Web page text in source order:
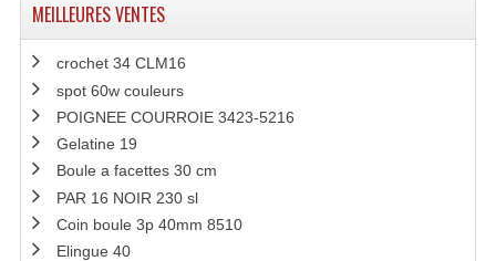
MEILLEURES VENTES
crochet 34 CLM16
spot 60w couleurs
POIGNEE COURROIE 3423-5216
Gelatine 19
Boule a facettes 30 cm
PAR 16 NOIR 230 sl
Coin boule 3p 40mm 8510
Elingue 40